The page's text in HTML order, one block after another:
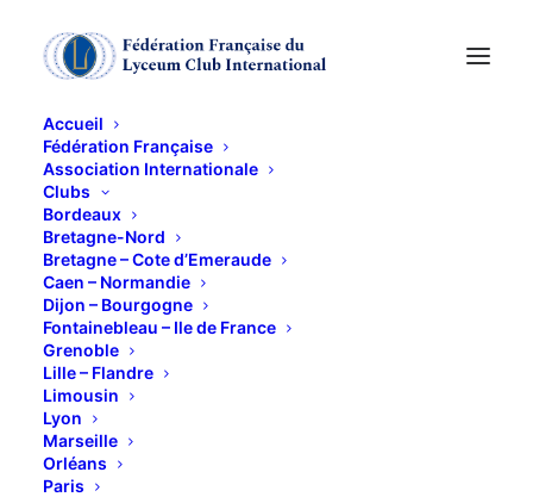
Accueil
Fédération Française
Association Internationale
Clubs
Bordeaux
Bretagne-Nord
Bretagne – Cote d’Emeraude
Caen – Normandie
Dijon – Bourgogne
Fontainebleau – Ile de France
Grenoble
Lille – Flandre
Limousin
Lyon
Marseille
Orléans
Paris
JOURNEES
CULTURELLES A
BRUXELLES du 26 au
30 mai 2026
19 SEPTEMBRE 2025